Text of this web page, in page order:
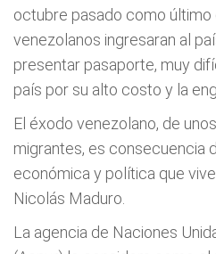
octubre pasado como último
venezolanos ingresaran al
presentar pasaporte, muy
país por su alto costo y la
El éxodo venezolano, de
migrantes, es consecuencia
económica y política que
Nicolás Maduro.
La agencia de Naciones